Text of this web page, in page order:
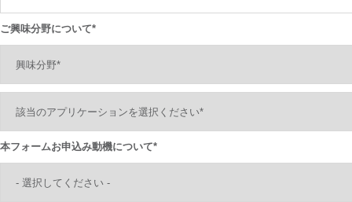
ご興味分野について*
本フォームお申込み動機について*